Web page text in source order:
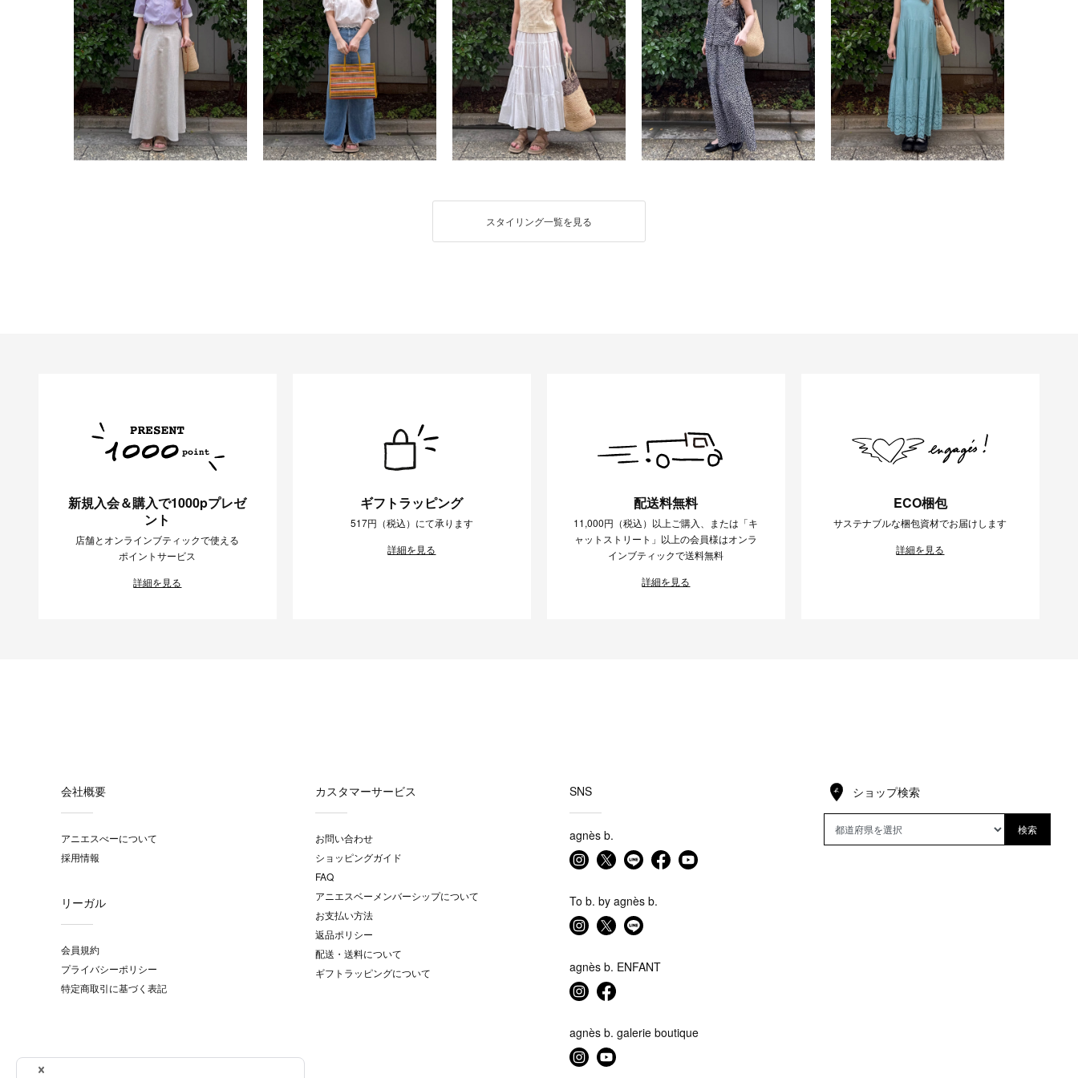
スタイリング一覧を見る
新規入会＆購入で1000pプレゼ
ント
店舗とオンラインブティックで使える
ポイントサービス
詳細を見る
ギフトラッピング
517円（税込）にて承ります
詳細を見る
配送料無料
11,000円（税込）以上ご購入、または「キ
ャットストリート」以上の会員様はオンラ
インブティックで送料無料
詳細を見る
ECO梱包
サステナブルな梱包資材でお届けします
詳細を見る
会社概要
アニエスべーについて
採用情報
リーガル
会員規約
プライバシーポリシー
特定商取引に基づく表記
カスタマーサービス
お問い合わせ
ショッピングガイド
FAQ
アニエスベーメンバーシップについて
お支払い方法
返品ポリシー
配送・送料について
ギフトラッピングについて
SNS
agnès b.
To b. by agnès b.
agnès b. ENFANT
agnès b. galerie boutique
ショップ検索
検索